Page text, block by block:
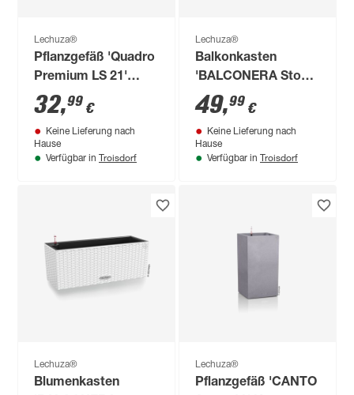
Lechuza®
Pflanzgefäß 'Quadro
Premium LS 21'
Kunststoff anthrazit
metallic Ø 22 x 20,5
cm
32,99 €
Keine Lieferung nach
Hause
Verfügbar in Troisdorf
Lechuza®
Balkonkasten
'BALCONERA Stone
80' Kunststoff
steingrau 79 x 19 x
19 cm
49,99 €
Keine Lieferung nach
Hause
Verfügbar in Troisdorf
Lechuza®
Blumenkasten
Lechuza®
Pflanzgefäß 'CANTO